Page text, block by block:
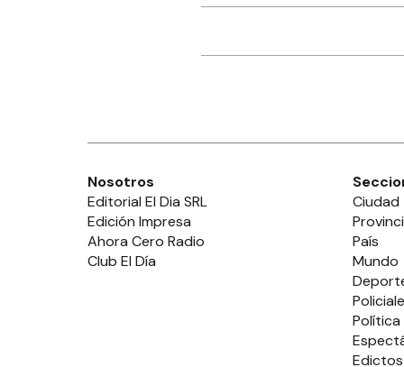
Nosotros
Editorial El Dia SRL
Edición Impresa
Ahora Cero Radio
Club El Día
Ciudad
País
Mundo
Política
Edictos